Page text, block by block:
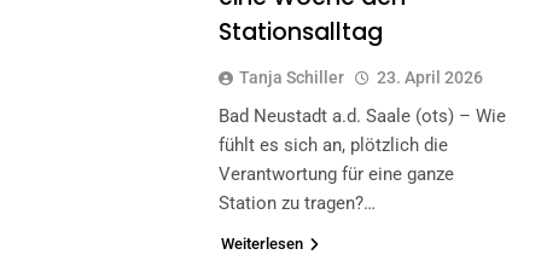
Stationsalltag
Tanja Schiller 23. April 2026
Bad Neustadt a.d. Saale (ots) – Wie
fühlt es sich an, plötzlich die
Verantwortung für eine ganze
Station zu tragen?…
Weiterlesen